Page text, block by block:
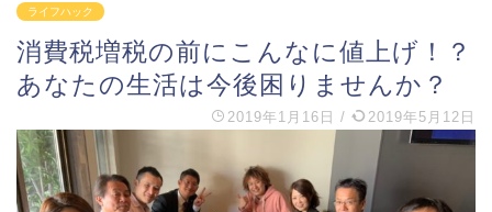
ライフハック
消費税増税の前にこんなに値上げ！？
あなたの生活は今後困りませんか？
2019年1月16日 / 2019年5月12日